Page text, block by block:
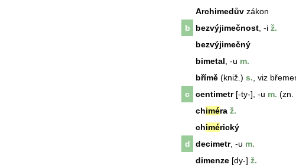
Archimedův zákon
b
bezvýjimečnost , -i ž.
bezvýjimečný
bimetal , -u m.
břímě (kniž.) s. , viz
c
centimetr[-ty-], -u m. (zn.
chiméra ž.
chimérický
d
decimetr, -u m.
dimenze [dy-] ž.